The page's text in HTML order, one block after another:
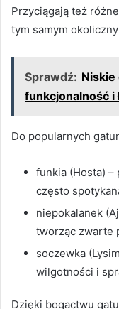
Przyciągają też
tym samym
Sprawdź: Niskie
funkcjonalność i
Do popularnych
funkia (Hosta)
często
niepokalanek
tworząc zwarte
soczewka
wilgotności i
Dzięki bogactwu